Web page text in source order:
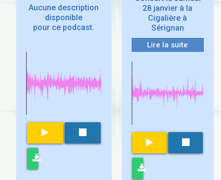
Aucune description
disponible
pour ce podcast.
28 janvier à la
Cigalière à
Sérignan
Lire la suite